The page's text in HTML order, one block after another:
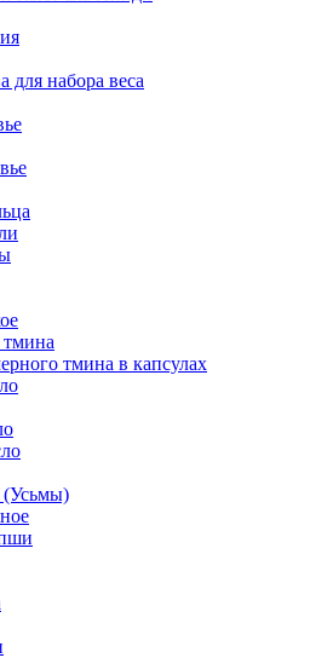
для набора веса
тмина в капсулах
(Усьмы)